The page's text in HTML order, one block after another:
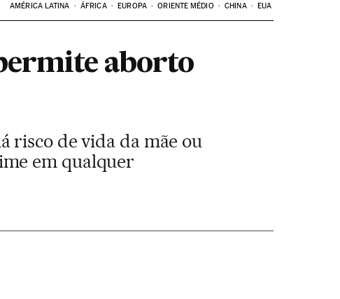
AMÉRICA LATINA ÁFRICA EUROPA ORIENTE MÉDIO CHINA EUA
aborto
risco de vida da mãe ou
em qualquer